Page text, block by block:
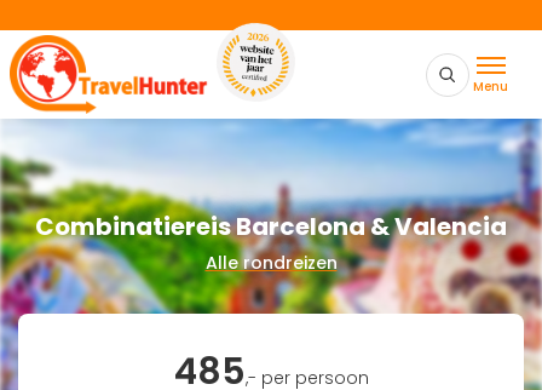
Menu
Combinatiereis Barcelona & Valencia
Alle rondreizen
485,- per persoon